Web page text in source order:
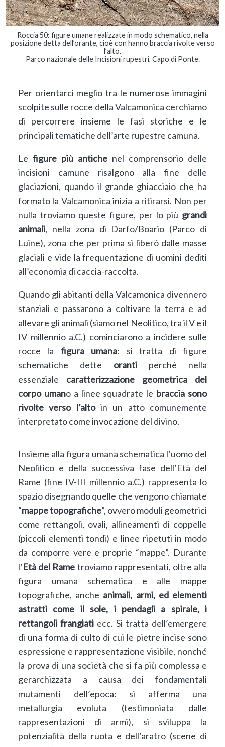
Roccia 50: figure umane realizzate in modo schematico, nella
posizione detta dell’orante, cioè con hanno braccia rivolte verso
l’alto.
Parco nazionale delle Incisioni rupestri, Capo di Ponte.
Per orientarci meglio tra le numerose immagini
scolpite sulle rocce della Valcamonica cerchiamo
di percorrere insieme le fasi storiche e le
principali tematiche dell’arte rupestre camuna.
Le figure più antiche nel comprensorio delle
incisioni camune risalgono alla fine delle
glaciazioni, quando il grande ghiacciaio che ha
formato la Valcamonica inizia a ritirarsi. Non per
nulla troviamo queste figure, per lo più grandi
animali, nella zona di Darfo/Boario (Parco di
Luine), zona che per prima si liberò dalle masse
glaciali e vide la frequentazione di uomini dediti
all’economia di caccia-raccolta.
Quando gli abitanti della Valcamonica divennero
stanziali e passarono a coltivare la terra e ad
allevare gli animali (siamo nel Neolitico, tra il V e il
IV millennio a.C.) cominciarono a incidere sulle
rocce la figura umana: si tratta di figure
schematiche dette oranti perché nella
essenziale caratterizzazione geometrica del
corpo umano a linee squadrate le braccia sono
rivolte verso l’altoin un atto comunemente
interpretato come invocazione del divino.
Insieme alla figura umana schematica l’uomo del
Neolitico e della successiva fase dell’Età del
Rame (fine IV-III millennio a.C.) rappresenta lo
spazio disegnando quelle che vengono chiamate
“mappe topografiche”, ovvero moduli geometrici
come rettangoli, ovali, allineamenti di coppelle
(piccoli elementi tondi) e linee ripetuti in modo
da comporre vere e proprie “mappe”. Durante
l’Età del Rame troviamo rappresentati, oltre alla
figura umana schematica e alle mappe
topografiche, anche animali, armi, ed elementi
astratti come il sole, i pendagli a spirale, i
rettangoli frangiati ecc. Si tratta dell’emergere
di una forma di culto di cui le pietre incise sono
espressione e rappresentazione visibile, nonché
la prova di una società che si fa più complessa e
gerarchizzata a causa dei fondamentali
mutamenti dell’epoca: si afferma una
metallurgia evoluta (testimoniata dalle
rappresentazioni di armi), si sviluppa la
potenzialità della ruota e dell’aratro (scene di